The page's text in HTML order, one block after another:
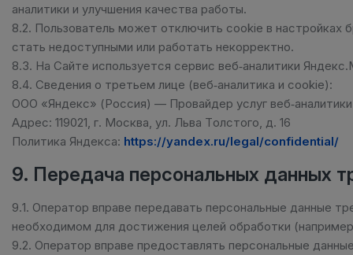
аналитики и улучшения качества работы.
8.2. Пользователь может отключить cookie в настройках
стать недоступными или работать некорректно.
8.3. На Сайте используется сервис веб‑аналитики
8.4. Сведения о третьем лице (веб‑аналитика и cookie):
ООО «Яндекс» (Россия) — Провайдер услуг
Адрес: 119021, г. Москва, ул. Льва Толстого, д. 16
Политика Яндекса: https://yandex.ru/legal/confidential/
9. Передача персональных данных
9.1. Оператор вправе передавать персональные данные
необходимом для достижения целей обработки
9.2. Оператор вправе предоставлять персональные